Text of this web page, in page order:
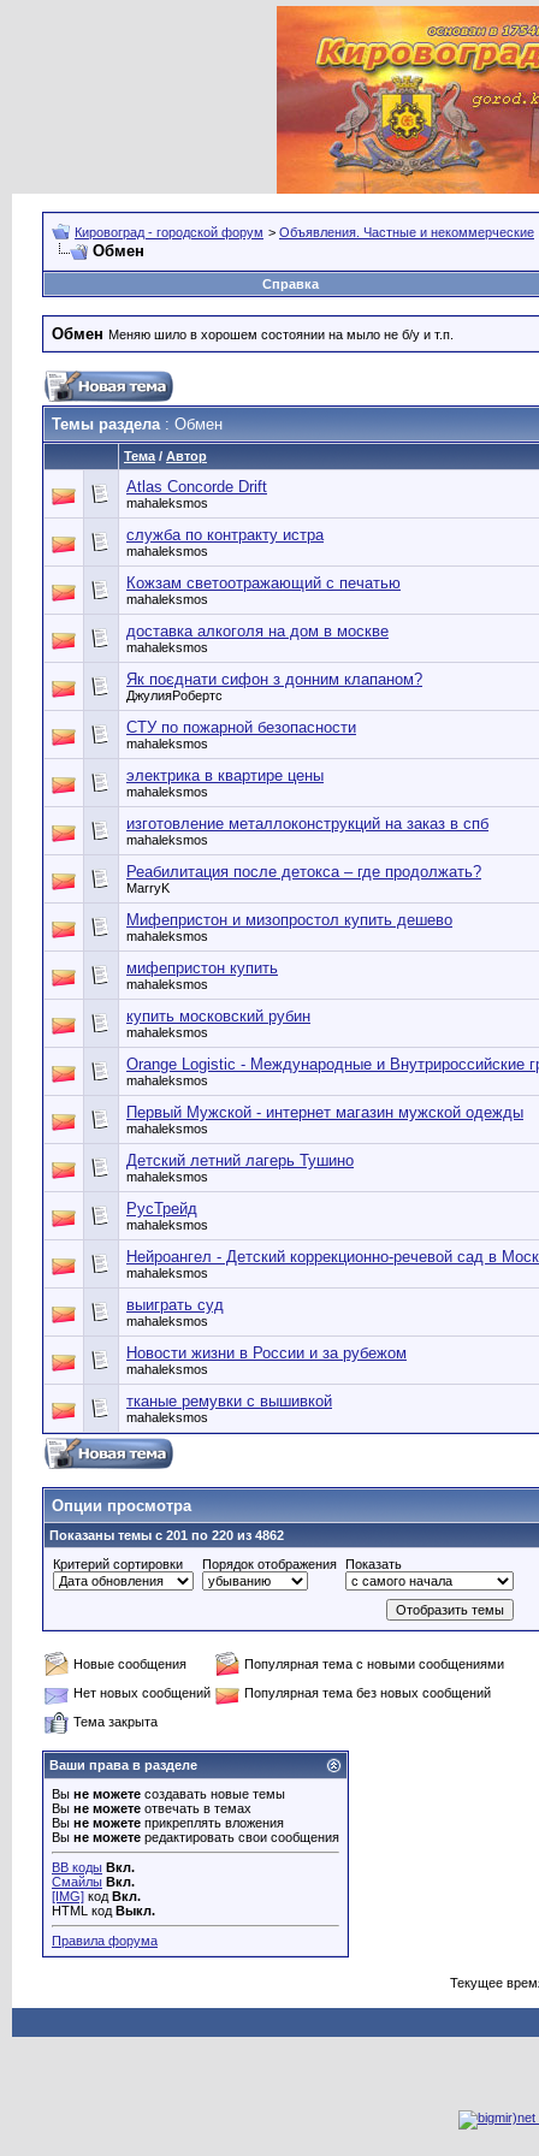
Кировоград - городской форум > Объявления. Частные и некоммерческие
Обмен
Справка
Обмен Меняю шило в хорошем состоянии на мыло не б/у и т.п.
Темы раздела: Обмен
Тема / Автор
Atlas Concorde Drift
mahaleksmos
служба по контракту истра
mahaleksmos
Кожзам светоотражающий с печатью
mahaleksmos
доставка алкоголя на дом в москве
mahaleksmos
Як поєднати сифон з донним клапаном?
ДжулияРобертс
СТУ по пожарной безопасности
mahaleksmos
электрика в квартире цены
mahaleksmos
изготовление металлоконструкций на заказ в спб
mahaleksmos
Реабилитация после детокса – где продолжать?
MarryK
Мифепристон и мизопростол купить дешево
mahaleksmos
мифепристон купить
mahaleksmos
купить московский рубин
mahaleksmos
Orange Logistic - Международные и Внутрироссийские
mahaleksmos
Первый Мужской - интернет магазин мужской одежды
mahaleksmos
Детский летний лагерь Тушино
mahaleksmos
РусТрейд
mahaleksmos
Нейроангел - Детский коррекционно-речевой сад в
mahaleksmos
выиграть суд
mahaleksmos
Новости жизни в России и за рубежом
mahaleksmos
тканые ремувки с вышивкой
mahaleksmos
Опции просмотра
Показаны темы с 201 по 220 из 4862
Критерий сортировки
Порядок отображения Показать
Новые сообщения
Популярная тема с новыми сообщениями
Нет новых сообщений
Популярная тема без новых сообщений
Тема закрыта
Ваши права в разделе
Вы не можете создавать новые темы
Вы не можете отвечать в темах
Вы не можете прикреплять вложения
Вы не можете редактировать свои сообщения
BB коды Вкл.
Смайлы Вкл.
[IMG] код Вкл.
HTML код Выкл.
Правила форума
Текущее